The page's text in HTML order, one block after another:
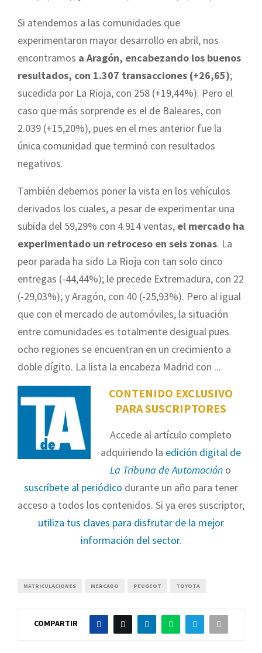
Si atendemos a las comunidades que
experimentaron mayor desarrollo en abril, nos
encontramos a Aragón, encabezando los buenos
resultados, con 1.307 transacciones (+26,65);
sucedida por La Rioja, con 258 (+19,44%). Pero el
caso que más sorprende es el de Baleares, con
2.039 (+15,20%), pues en el mes anterior fue la
única comunidad que terminó con resultados
negativos.
También debemos poner la vista en los vehículos
derivados los cuales, a pesar de experimentar una
subida del 59,29% con 4.914 ventas, el mercado ha
experimentado un retroceso en seis zonas. La
peor parada ha sido La Rioja con tan solo cinco
entregas (-44,44%); le precede Extremadura, con 22
(-29,03%); y Aragón, con 40 (-25,93%). Pero al igual
que con el mercado de automóviles, la situación
entre comunidades es totalmente desigual pues
ocho regiones se encuentran en un crecimiento a
doble dígito. La lista la encabeza Madrid con ...
CONTENIDO EXCLUSIVO
PARA SUSCRIPTORES
Accede al artículo completo
adquiriendo la edición digital de
La Tribuna de Automoción o
suscríbete al periódico durante un año para tener
acceso a todos los contenidos. Si ya eres suscriptor,
utiliza tus claves para disfrutar de la mejor
información del sector.
MATRICULACIONES MERCADO PEUGEOT TOYOTA
COMPARTIR